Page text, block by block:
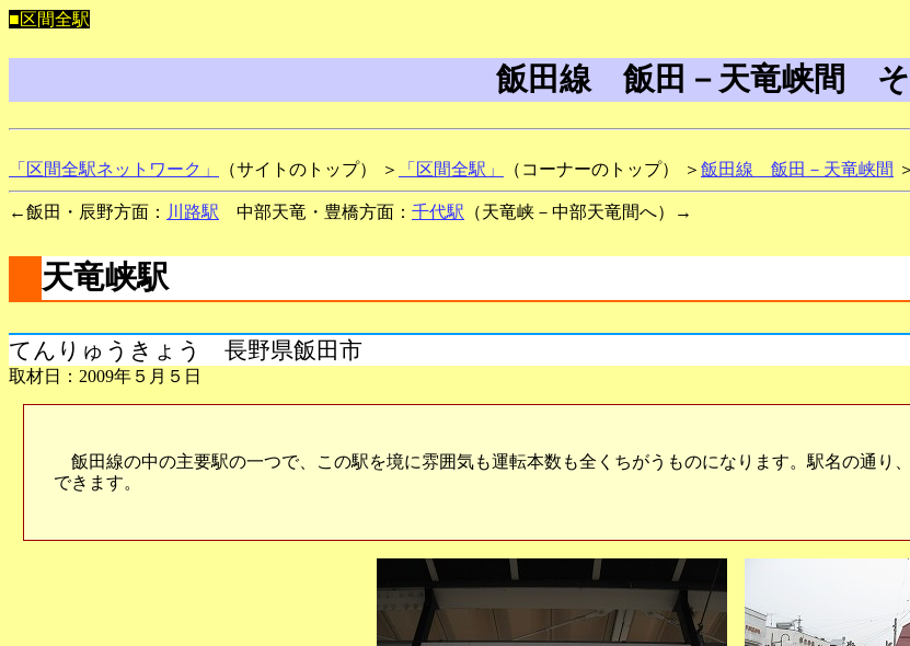
■区間全駅
飯田線 飯田－天竜峡間 そ
「区間全駅ネットワーク」 （サイトのトップ） ＞ 「区間全駅」 （コーナーのトップ） ＞ 飯田線 飯田－天竜峡間
←飯田・辰野方面： 川路駅 中部天竜・豊橋方面： 千代駅 （天竜峡－中部天竜間へ）→
天竜峡駅
てんりゅうきょう 長野県飯田市
取材日：2009年５月５日
飯田線の中の主要駅の一つで、この駅を境に雰囲気も運転本数も全くちがうものになります。駅名の通り
できます。